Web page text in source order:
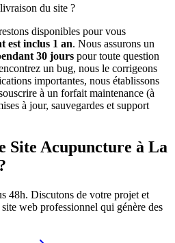
du site ?
disponibles pour vous
est inclus 1 an. Nous assurons un
30 jours pour toute question
un bug, nous le corrigeons
importantes, nous établissons
à un forfait maintenance (à
à jour, sauvegardes et support
Site Acupuncture à La
48h. Discutons de votre projet et
web professionnel qui génère des